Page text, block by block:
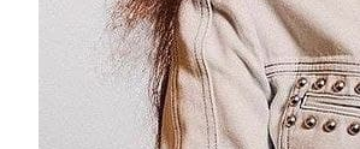
Софі Тернер виповнюється
престолів»